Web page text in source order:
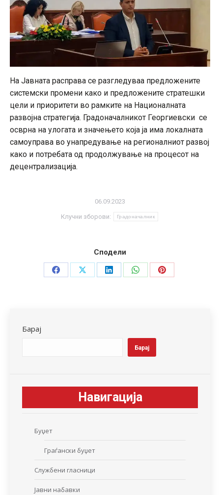
На Јавната расправа се разгледуваа предложените
системски промени како и предложените стратешки
цели и приоритети во рамките на Националната
развојна стратегија. Градоначалникот Георгиевски се
осврна на улогата и значењето која ја има локалната
самоуправа во унапредување на регионалниот развој
како и потребата од продолжување на процесот на
децентрализација.
06.09.2023
Клучни зборови: Градоначалник
Сподели
Share
Share
Share
Share
Share
Барај
Барај
Навигација
Буџет
Граѓански буџет
Службени гласници
Јавни набавки